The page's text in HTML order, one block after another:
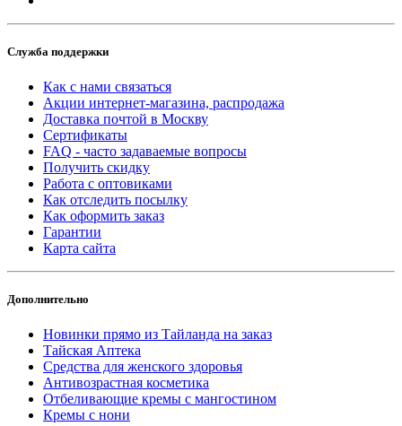
Служба поддержки
Как с нами связаться
Акции интернет-магазина, распродажа
Доставка почтой в Москву
Сертификаты
FAQ - часто задаваемые вопросы
Получить скидку
Работа с оптовиками
Как отследить посылку
Как оформить заказ
Гарантии
Карта сайта
Дополнительно
Новинки прямо из Тайланда на заказ
Тайская Аптека
Средства для женского здоровья
Антивозрастная косметика
Отбеливающие кремы с мангостином
Кремы с нони